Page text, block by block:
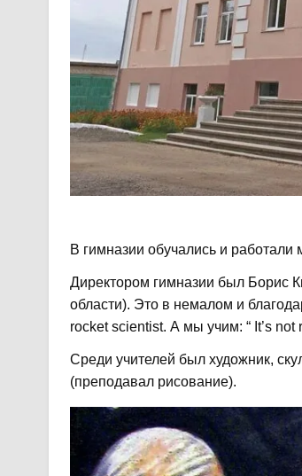
В гимназии обучались и
Директором гимназии был Борис
области). Это в немалом и
rocket scientist. А мы учим: “ It’s
Среди учителей был художник,
(преподавал рисование).